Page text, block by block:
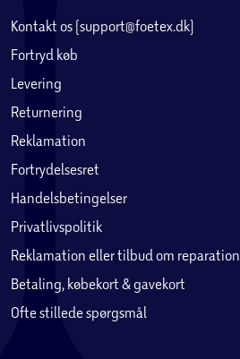
Kontakt os (support@foetex.dk)
Fortryd køb
Levering
Returnering
Reklamation
Fortrydelsesret
Handelsbetingelser
Privatlivspolitik
Reklamation eller tilbud om reparation
Betaling, købekort & gavekort
Ofte stillede spørgsmål